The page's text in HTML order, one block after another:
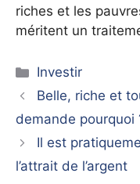
riches et les
méritent un
Catégories
Investir
Belle, riche et
demande pourquoi
Il est
l’attrait de l’argent